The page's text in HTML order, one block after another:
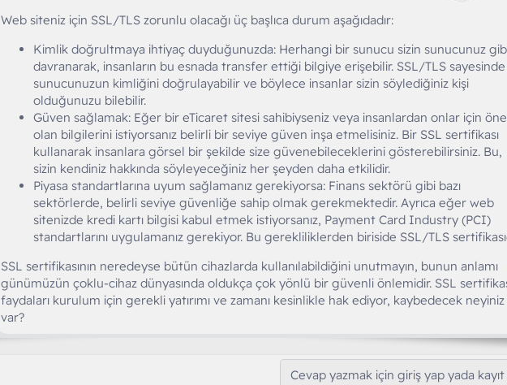
Web siteniz için SSL/TLS zorunlu olacağı üç başlıca durum aşağıdadır:
Kimlik doğrultmaya ihtiyaç duyduğunuzda: Herhangi bir sunucu sizin sunucunuz
davranarak, insanların bu esnada transfer ettiği bilgiye erişebilir. SSL/TLS sayesinde
sunucunuzun kimliğini doğrulayabilir ve böylece insanlar sizin söylediğiniz kişi
olduğunuzu bilebilir.
Güven sağlamak: Eğer bir eTicaret sitesi sahibiyseniz veya insanlardan onlar için
olan bilgilerini istiyorsanız belirli bir seviye güven inşa etmelisiniz. Bir SSL sertifikası
kullanarak insanlara görsel bir şekilde size güvenebileceklerini gösterebilirsiniz. Bu,
sizin kendiniz hakkında söyleyeceğiniz her şeyden daha etkilidir.
Piyasa standartlarına uyum sağlamanız gerekiyorsa: Finans sektörü gibi bazı
sektörlerde, belirli seviye güvenliğe sahip olmak gerekmektedir. Ayrıca eğer web
sitenizde kredi kartı bilgisi kabul etmek istiyorsanız, Payment Card Industry (PCI)
standartlarını uygulamanız gerekiyor. Bu gerekliliklerden biriside SSL/TLS
SSL sertifikasının neredeyse bütün cihazlarda kullanılabildiğini unutmayın, bunun anlamı
günümüzün çoklu-cihaz dünyasında oldukça çok yönlü bir güvenli önlemidir. SSL
faydaları kurulum için gerekli yatırımı ve zamanı kesinlikle hak ediyor, kaybedecek neyiniz
var?
Cevap yazmak için giriş yap yada